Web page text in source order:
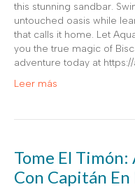
this stunning sandbar.
untouched oasis while
that calls it home. Let
you the true magic of
adventure today at
Leer más
Tome El
Con Capitán